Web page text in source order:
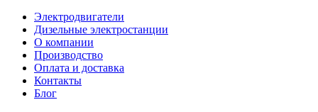
Электродвигатели
Дизельные электростанции
О компании
Производство
Оплата и доставка
Контакты
Блог